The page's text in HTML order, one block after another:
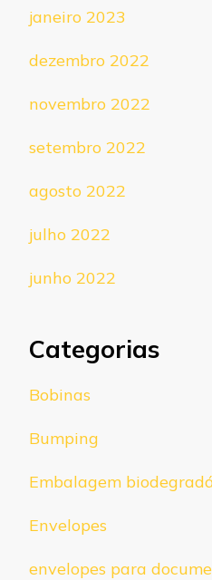
janeiro 2023
dezembro 2022
novembro 2022
setembro 2022
agosto 2022
julho 2022
junho 2022
Categorias
Bobinas
Bumping
Embalagem
Envelopes
envelopes para